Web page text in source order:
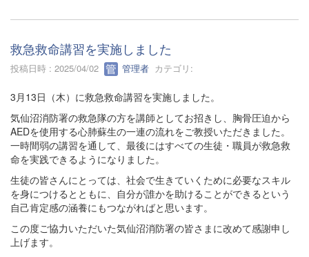
救急救命講習を実施しました
投稿日時 : 2025/04/02 管理者 カテゴリ:
3月13日（木）に救急救命講習を実施しました。
気仙沼消防署の救急隊の方を講師としてお招きし、胸骨圧迫から
AEDを使用する心肺蘇生の一連の流れをご教授いただきました。
一時間弱の講習を通して、最後にはすべての生徒・職員が救急救
命を実践できるようになりました。
生徒の皆さんにとっては、社会で生きていくために必要なスキル
を身につけるとともに、自分が誰かを助けることができるという
自己肯定感の涵養にもつながればと思います。
この度ご協力いただいた気仙沼消防署の皆さまに改めて感謝申し
上げます。